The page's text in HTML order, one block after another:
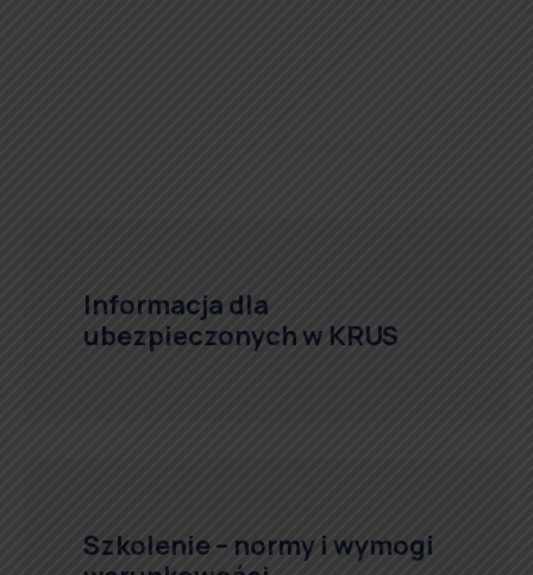
Informacja dla
ubezpieczonych w KRUS
Szkolenie – normy i wymogi